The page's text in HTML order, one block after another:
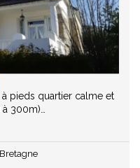
pieds quartier calme et
300m)…
Bretagne